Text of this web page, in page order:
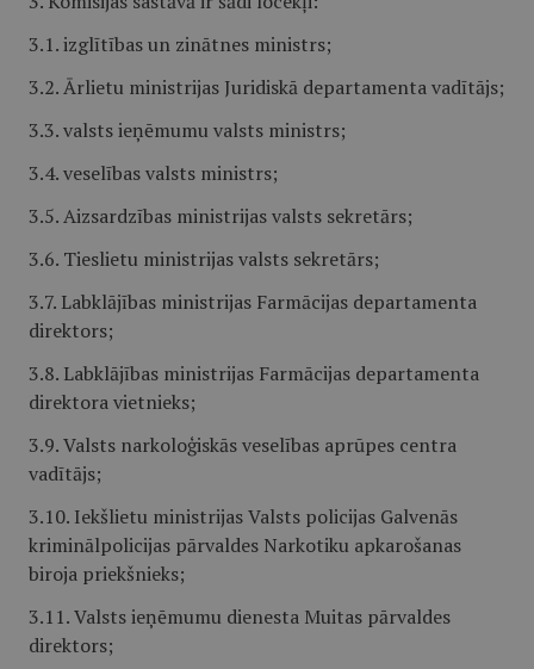
3.1. izglītības un zinātnes ministrs;
3.2. Ārlietu ministrijas Juridiskā departamenta vadītājs;
3.3. valsts ieņēmumu valsts ministrs;
3.4. veselības valsts ministrs;
3.5. Aizsardzības ministrijas valsts sekretārs;
3.6. Tieslietu ministrijas valsts sekretārs;
3.7. Labklājības ministrijas Farmācijas departamenta
direktors;
3.8. Labklājības ministrijas Farmācijas departamenta
direktora vietnieks;
3.9. Valsts narkoloģiskās veselības aprūpes centra
vadītājs;
3.10. Iekšlietu ministrijas Valsts policijas Galvenās
kriminālpolicijas pārvaldes Narkotiku apkarošanas
biroja priekšnieks;
3.11. Valsts ieņēmumu dienesta Muitas pārvaldes
direktors;